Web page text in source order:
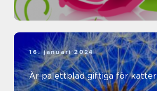
16. januari 2024
Är palettblad giftiga för katter